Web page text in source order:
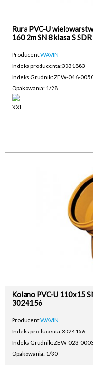
Rura PVC-U
160 2m SN 8 klasa S
Producent:WAVIN
Indeks producenta:3031883
Indeks Grudnik: ZEW-046-
Opakowania: 1/28
Kolano PVC-U 110x15
3024156
Producent:WAVIN
Indeks producenta:3024156
Indeks Grudnik: ZEW-023-0003
Opakowania: 1/30